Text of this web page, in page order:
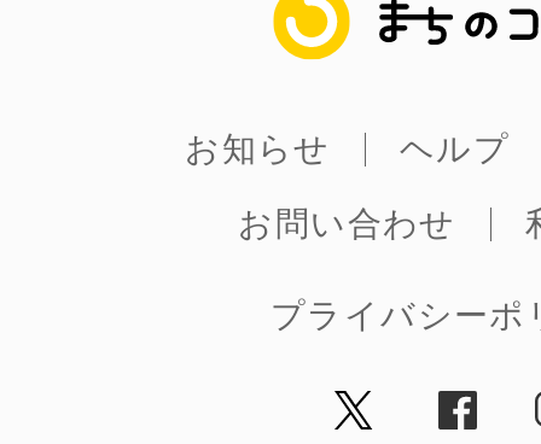
まちのコイン
お知らせ
ヘルプ
お問い合わせ
プライバシーポ
©︎ KAYAC Inc.